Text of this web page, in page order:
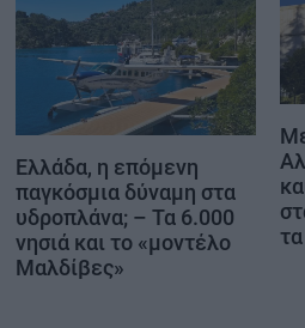
Ελλάδα, η επόμενη
παγκόσμια δύναμη στα
υδροπλάνα; – Τα 6.000
νησιά και το «μοντέλο
Μαλδίβες»